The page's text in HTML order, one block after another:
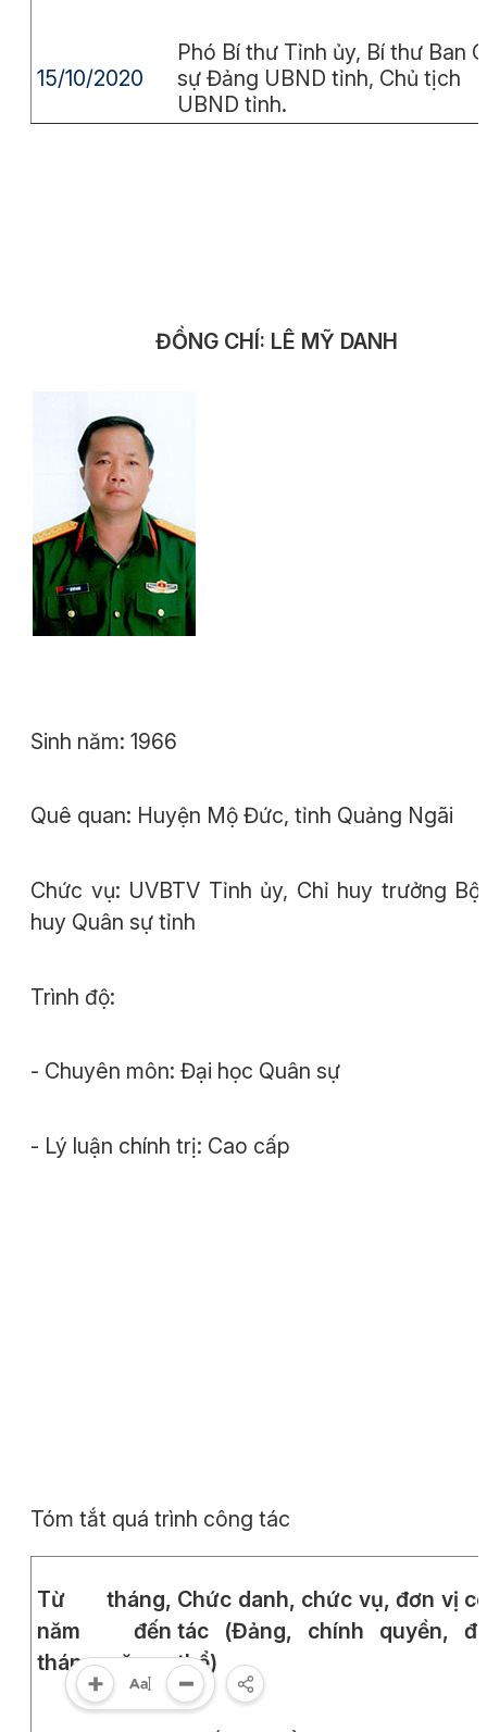
15/10/2020
Phó Bí thư Tỉnh ủy, Bí thư Ban
sự Đảng UBND tỉnh, Chủ tịch
UBND tỉnh.
ĐỒNG CHÍ: LÊ MỸ DANH
Sinh năm: 1966
Quê quan: Huyện Mộ Đức, tỉnh Quảng Ngãi
Chức vụ: UVBTV Tỉnh ủy, Chỉ huy trưởng Bộ
huy Quân sự tỉnh
Trình độ:
- Chuyên môn: Đại học Quân sự
- Lý luận chính trị: Cao cấp
Tóm tắt quá trình công tác
Từ tháng,
năm đến
tháng, năm
Chức danh, chức vụ, đơn vị
tác (Đảng, chính quyền,
thể)